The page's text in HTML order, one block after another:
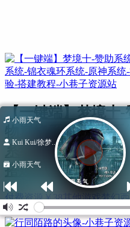
【一键端】梦境十
物巅峰系统-翅膀
系统-神奇系统–更
搭建教程
付费资源￥38其他游戏梦幻
键端梦幻西游
小雨天气
Kui Kui/徐梦...
小雨天气